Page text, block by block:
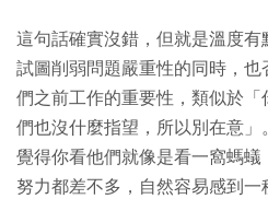
這句話確實沒錯，但就是溫度
試圖削弱問題嚴重性的同時，
們之前工作的重要性，類似於
們也沒什麼指望，所以別在意
覺得你看他們就像是看一窩螞
努力都差不多，自然容易感到一